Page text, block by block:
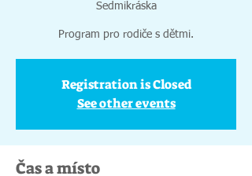
Sedmikráska
Program pro rodiče s dětmi.
Registration is Closed
See other events
Čas a místo